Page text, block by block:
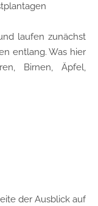
laufen zunächst
entlang. Was hier
Birnen, Äpfel,
der Ausblick auf